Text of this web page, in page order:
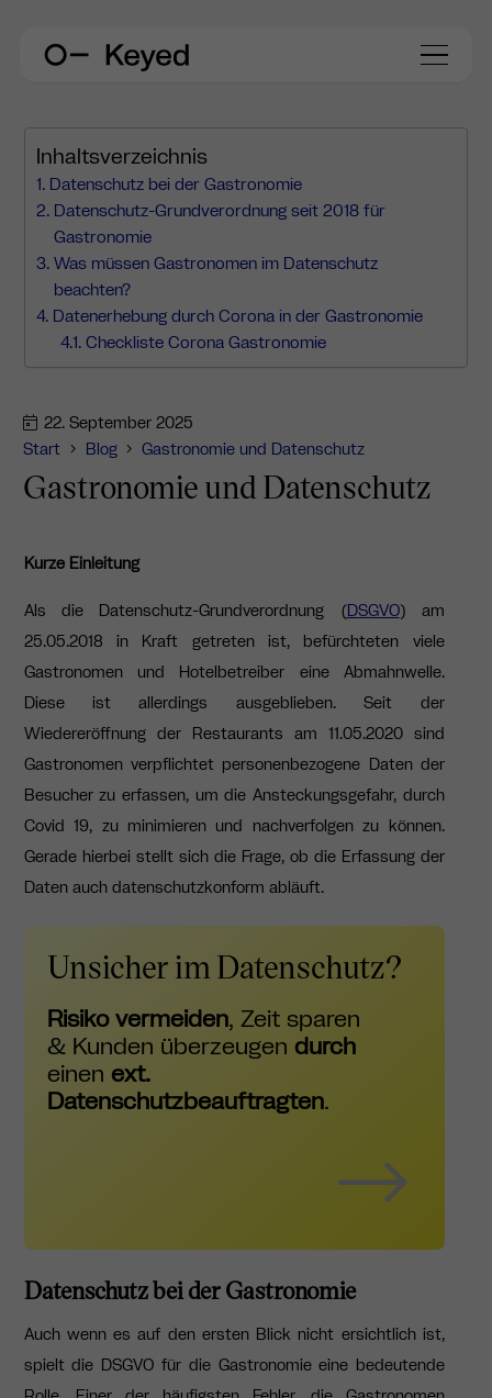
22. September 2025
Start
Blog Gastronomie und Datenschutz
Gastronomie und Datenschutz
Kurze Einleitung
Als die Datenschutz-Grundverordnung (DSGVO) am
25.05.2018 in Kraft getreten ist, befürchteten viele
Gastronomen und Hotelbetreiber eine Abmahnwelle.
Diese ist allerdings ausgeblieben. Seit der
Wiedereröffnung der Restaurants am 11.05.2020 sind
Gastronomen verpflichtet personenbezogene Daten der
Besucher zu erfassen, um die Ansteckungsgefahr, durch
Covid 19, zu minimieren und nachverfolgen zu können.
Gerade hierbei stellt sich die Frage, ob die Erfassung der
Daten auch datenschutzkonform abläuft.
Unsicher im Datenschutz?
Risiko vermeiden, Zeit sparen
& Kunden überzeugen durch
einen ext.
Datenschutzbeauftragten.
Datenschutz bei der Gastronomie
Auch wenn es auf den ersten Blick nicht ersichtlich ist,
spielt die DSGVO für die Gastronomie eine bedeutende
Inhaltsverzeichnis
Datenschutz bei der Gastronomie
Datenschutz-Grundverordnung seit 2018 für
Gastronomie
Was müssen Gastronomen im Datenschutz
beachten?
Datenerhebung durch Corona in der Gastronomie
Checkliste Corona Gastronomie